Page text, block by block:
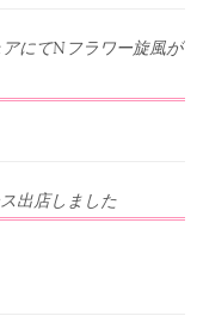
にてNフラワー旋風が
出店しました